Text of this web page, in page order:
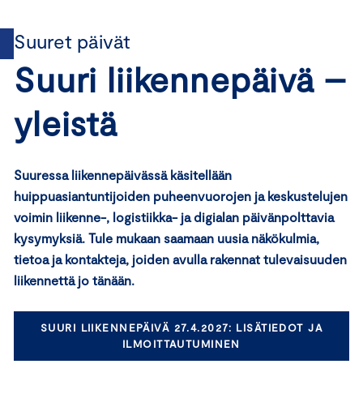
Suuret päivät
Suuri liikennepäivä –
yleistä
Suuressa liikennepäivässä käsitellään
huippuasiantuntijoiden puheenvuorojen ja keskustelujen
voimin liikenne-, logistiikka- ja digialan päivänpolttavia
kysymyksiä. Tule mukaan saamaan uusia näkökulmia,
tietoa ja kontakteja, joiden avulla rakennat tulevaisuuden
liikennettä jo tänään.
SUURI LIIKENNEPÄIVÄ 27.4.2027: LISÄTIEDOT JA
ILMOITTAUTUMINEN